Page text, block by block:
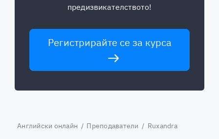
предизвикателството!
Регистрирайте се за курса
Английски онлайн / Преподаватели / Ruxandra